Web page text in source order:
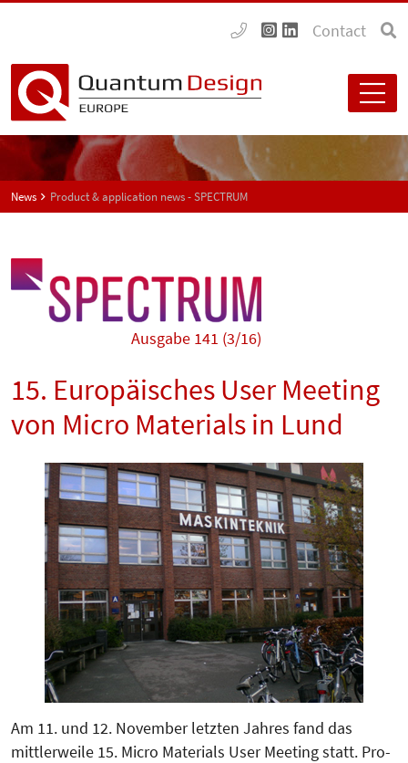
Contact
News Product & application news - SPECTRUM
Ausgabe 141 (3/16)
15. Europäisches User Meeting
von Micro Materials in Lund
Am 11. und 12. November letzten Jahres fand das
mittlerweile 15. Micro Materials User Meeting statt. Pro­